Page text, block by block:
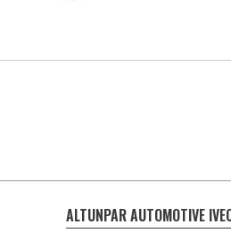
ALTUNPAR AUTOMOTIVE